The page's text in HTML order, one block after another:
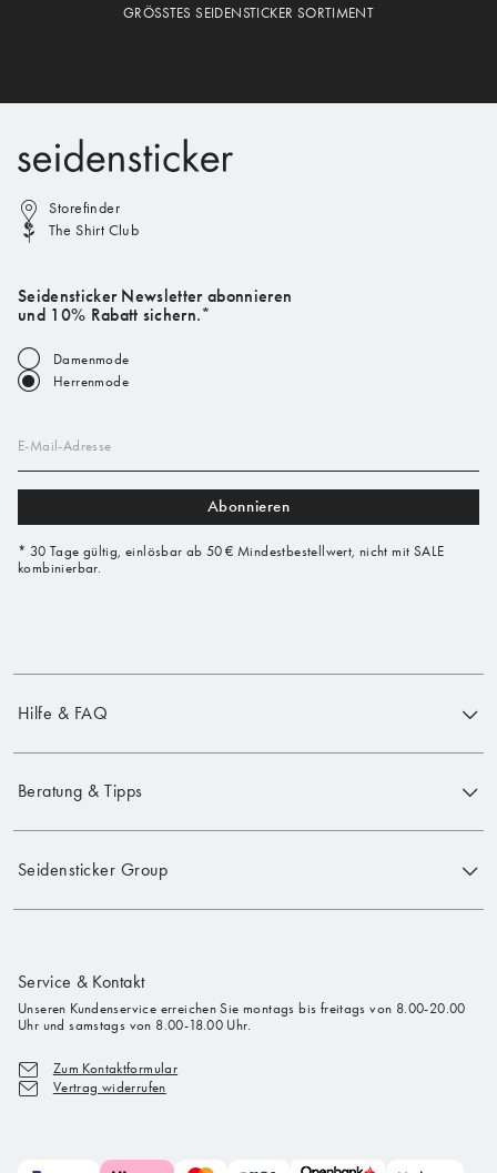
GRÖSSTES SEIDENSTICKER SORTIMENT
Storefinder
The Shirt Club
Seidensticker Newsletter abonnieren
und 10% Rabatt sichern.*
Damenmode
Herrenmode
E-Mail-Adresse
Abonnieren
* 30 Tage gültig, einlösbar ab 50 € Mindestbestellwert, nicht mit SALE
kombinierbar.
Hilfe & FAQ
Beratung & Tipps
Seidensticker Group
Service & Kontakt
Unseren Kundenservice erreichen Sie montags bis freitags von 8.00-20.00
Uhr und samstags von 8.00-18.00 Uhr.
Zum Kontaktformular
Vertrag widerrufen